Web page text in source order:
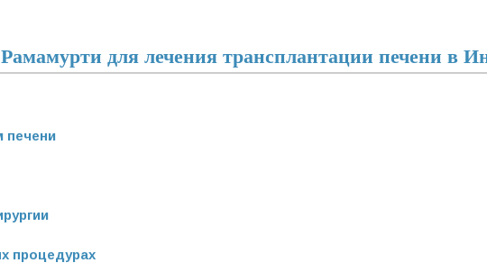
для лечения трансплантации печени в
печени
процедурах